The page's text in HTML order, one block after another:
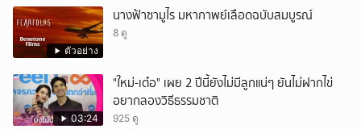
ตัวอย่าง
นางฟ้าซามูไร มหากาพย์เลือดฉบับสมบูรณ์
8 ดู
03:24
"ใหม่-เต๋อ" เผย 2 ปีนี้ยังไม่มีลูกแน่ๆ ยันไม่ฝากไข่
อยากลองวิธีธรรมชาติ
925 ดู